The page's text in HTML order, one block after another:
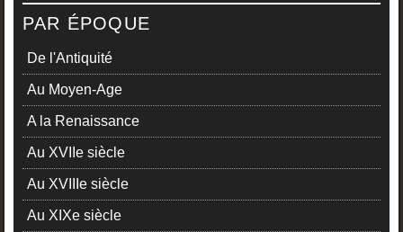
PAR ÉPOQUE
De l'Antiquité
Au Moyen-Age
A la Renaissance
Au XVIIe siècle
Au XVIIIe siècle
Au XIXe siècle